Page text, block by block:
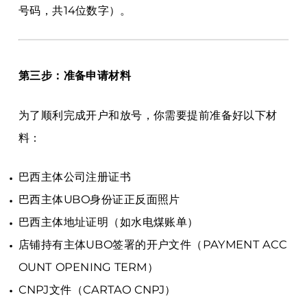
号码，共14位数字）。
第三步：准备申请材料
为了顺利完成开户和放号，你需要提前准备好以下材
料：
巴西主体公司注册证书
巴西主体UBO身份证正反面照片
巴西主体地址证明（如水电煤账单）
店铺持有主体UBO签署的开户文件（PAYMENT ACC
OUNT OPENING TERM）
CNPJ文件（CARTAO CNPJ）